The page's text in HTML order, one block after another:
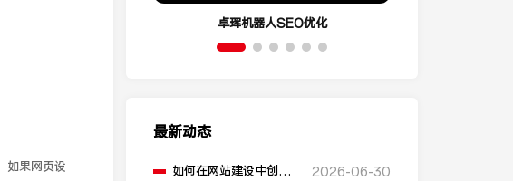
如果网页设
卓珲机器人SEO优化
最新动态
如何在网站建设中创建
2026-06-30